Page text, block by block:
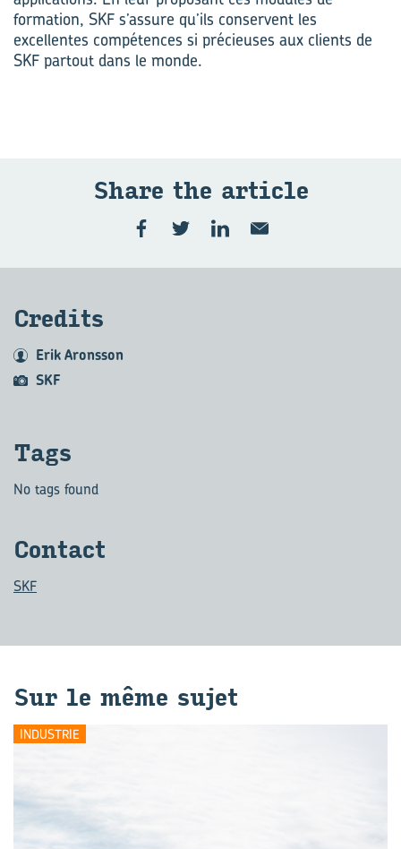
formation, SKF s’assure qu’ils conservent les
excellentes compétences si précieuses aux clients de
SKF partout dans le monde.
Share the ar­ticle
Cre­dits
Erik Aronsson
SKF
Tags
No tags found
Contact
SKF
Sur le même sujet
INDUSTRIE